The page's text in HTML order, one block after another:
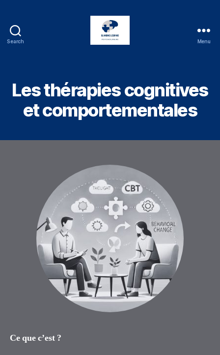
Search Menu
Les thérapies cognitives
et comportementales
Ce que c’est ?